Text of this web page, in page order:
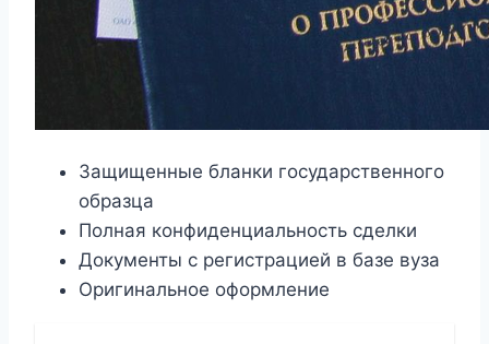
Защищенные бланки государственного
образца
Полная конфиденциальность сделки
Документы с регистрацией в базе вуза
Оригинальное оформление